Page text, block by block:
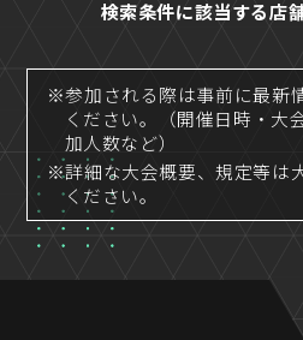
検索条件に該当する店
※参加される際は事前に最新
ください。（開催日時・大
加人数など）
※詳細な大会概要、規定等は
ください。